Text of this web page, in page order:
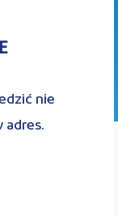
nie
adres.